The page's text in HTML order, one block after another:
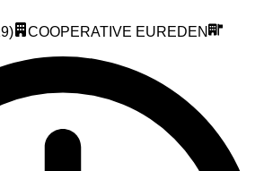
COOPERATIVE EUREDEN